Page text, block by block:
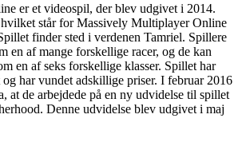
er et videospil, der blev udgivet i 2014.
står for Massively Multiplayer Online
finder sted i verdenen Tamriel. Spillere
en af mange forskellige racer, og de kan
en af seks forskellige klasser. Spillet har
har vundet adskillige priser. I februar 2016
at de arbejdede på en ny udvidelse til spillet
Denne udvidelse blev udgivet i maj